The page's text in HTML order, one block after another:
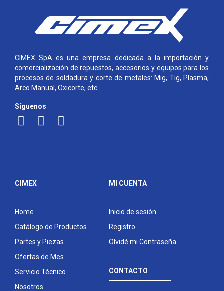
CIMEX SpA es una empresa dedicada a la importación y
comercialización de repuestos, accesorios y equipos para los
procesos de soldadura y corte de metales: Mig, Tig, Plasma,
Arco Manual, Oxicorte, etc
Síguenos
CIMEX
Home
Catálogo de Productos
Partes y Piezas
Ofertas de Mes
Servicio Técnico
Nosotros
MI CUENTA
Inicio de sesión
Registro
Olvidé mi Contraseña
CONTACTO